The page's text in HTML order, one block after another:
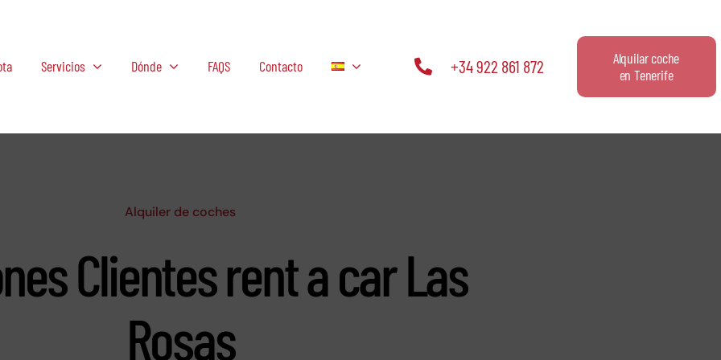
Servicios Dónde FAQS Contacto +34 922 861 872
Alquilar coche
en Tenerife
Alquiler de coches
Clientes rent a car Las
Rosas